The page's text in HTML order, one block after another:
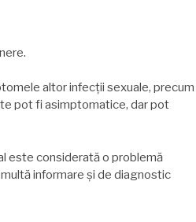
altor infecții sexuale, precum
pot fi asimptomatice, dar pot
este considerată o problemă
informare și de diagnostic